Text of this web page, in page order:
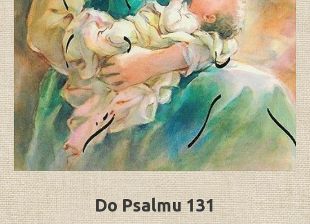
Do Psalmu 131